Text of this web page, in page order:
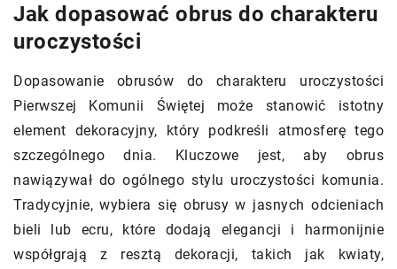
Jak dopasować obrus do charakteru
uroczystości
Dopasowanie obrusów do charakteru uroczystości
Pierwszej Komunii Świętej może stanowić istotny
element dekoracyjny, który podkreśli atmosferę tego
szczególnego dnia. Kluczowe jest, aby obrus
nawiązywał do ogólnego stylu uroczystości komunia.
Tradycyjnie, wybiera się obrusy w jasnych odcieniach
bieli lub ecru, które dodają elegancji i harmonijnie
współgrają z resztą dekoracji, takich jak kwiaty,